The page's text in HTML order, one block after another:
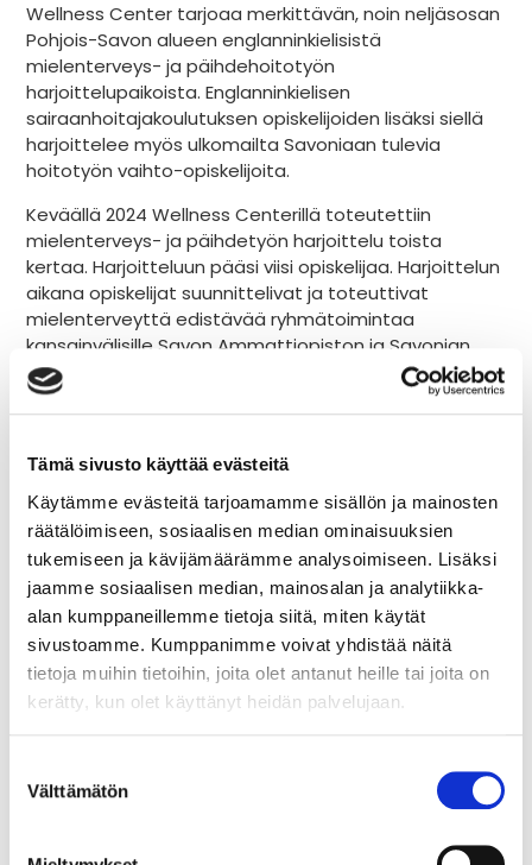
Tämä sivusto käyttää evästeitä
Käytämme evästeitä tarjoamamme sisällön ja mainosten
räätälöimiseen, sosiaalisen median ominaisuuksien
tukemiseen ja kävijämäärämme analysoimiseen. Lisäksi
jaamme sosiaalisen median, mainosalan ja analytiikka-
alan kumppaneillemme tietoja siitä, miten käytät
sivustoamme. Kumppanimme voivat yhdistää näitä
tietoja muihin tietoihin, joita olet antanut heille tai joita on
kerätty, kun olet käyttänyt heidän palvelujaan.
valinta
Välttämätön
Wellness Center tarjoaa merkittävän, noin neljäsosan
Pohjois-Savon alueen englanninkielisistä
mielenterveys- ja päihdehoitotyön
harjoittelupaikoista. Englanninkielisen
sairaanhoitajakoulutuksen opiskelijoiden lisäksi siellä
harjoittelee myös ulkomailta Savoniaan tulevia
hoitotyön vaihto-opiskelijoita.
Keväällä 2024 Wellness Centerillä toteutettiin
mielenterveys- ja päihdetyön harjoittelu toista
kertaa. Harjoitteluun pääsi viisi opiskelijaa. Harjoittelun
aikana opiskelijat suunnittelivat ja toteuttivat
mielenterveyttä edistävää ryhmätoimintaa
kansainvälisille Savon Ammattiopiston ja Savonian
opiskelijaryhmille. Osana harjoittelua opiskelijat saivat
työnohjausta Savonian puolesta.
osaamistavoitteissa korostuu moniammatillisen